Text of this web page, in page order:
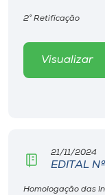
2° Retificação
Visualizar
21/11/2024
EDITAL
Homologação das